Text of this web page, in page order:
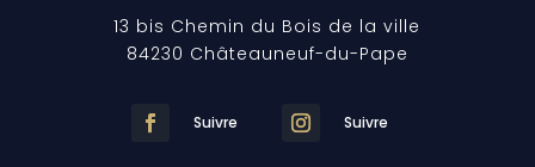
13 bis Chemin du Bois de la ville
84230 Châteauneuf-du-Pape
Suivre Suivre